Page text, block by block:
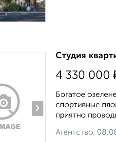
›
Студия
4 330 000
Богатое
спортивные
приятно
Агентство,